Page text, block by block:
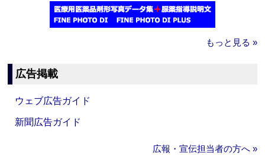
もっと見る »
広告掲載
ウェブ広告ガイド
新聞広告ガイド
広報・宣伝担当者の方へ »